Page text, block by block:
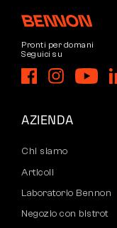
Pronti per domani
Seguici su
AZIENDA
Chi siamo
Articoli
Laboratorio Bennon
Negozio con bistrot